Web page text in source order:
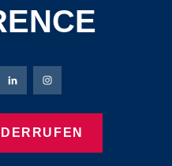
Facebook-Seite
Proenen Twitter Seite
Bierbaum-Proenen LinkedIn
Bierbaum-Proenen